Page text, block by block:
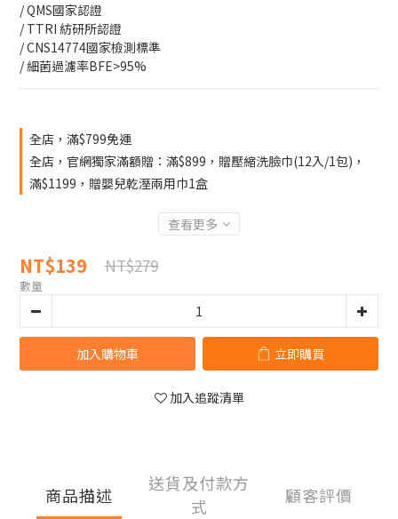
/ QMS國家認證
/ TTRI 紡研所認證
/ CNS14774國家檢測標準
/ 細菌過濾率BFE>95%
全店，滿$799免運
全店，官網獨家滿額贈：滿$899，贈壓縮洗臉巾(12入/1包)，
滿$1199，贈嬰兒乾溼兩用巾1盒
查看更多
NT$139 NT$279
數量
加入購物車 立即購買
加入追蹤清單
商品描述
送貨及付款方
式
顧客評價